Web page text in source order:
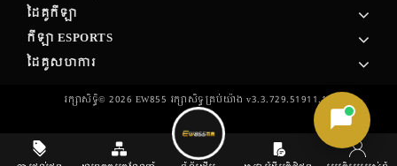
ដៃគូកីឡា
កីឡា ESPORTS
ដៃគូសហការ
រក្សាសិទ្ធិ©2026 EW855 រក្សា​សិទ្ធ​គ្រប់យ៉ាង v3.3.729.51911.13